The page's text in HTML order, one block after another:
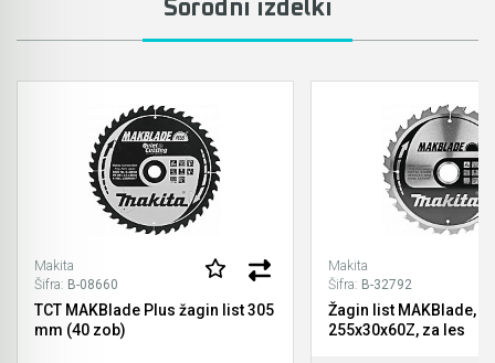
Sorodni izdelki
Makita
Šifra: B-08660
TCT MAKBlade Plus žagin list 305
mm (40 zob)
Makita
Šifra: B-32792
Žagin list MAKBlade,
255x30x60Z, za les
Akumulatorski vezalci in rezalniki armature &
Akumulatorska mikrovalovna pečica
Akumulatorski čistilniki